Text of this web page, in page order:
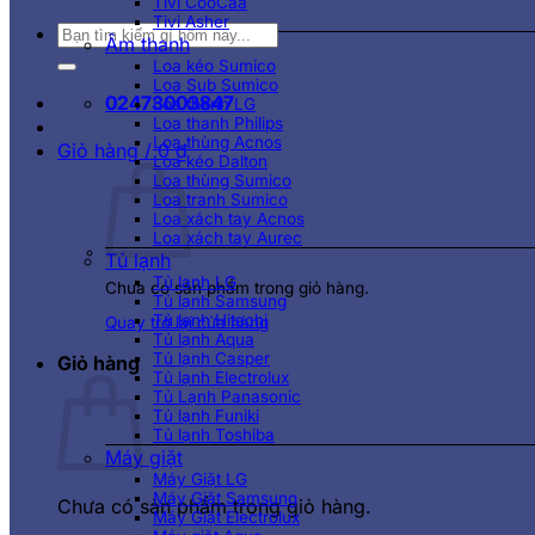
Tìm
kiếm:
02473003847
Giỏ hàng /0₫
Chưa có sản phẩm trong giỏ hàng.
Quay trở lại cửa hàng
Giỏ hàng
Chưa có sản phẩm trong giỏ hàng.
Tivi Asher
Âm thanh
Loa kéo Sumico
Loa Sub Sumico
Loa thanh LG
Loa thanh Philips
Loa thùng Acnos
Loa kéo Dalton
Loa thùng Sumico
Loa tranh Sumico
Loa xách tay Acnos
Loa xách tay Aurec
Tủ lạnh
Tủ lạnh LG
Tủ lạnh Samsung
Tủ lạnh Hitachi
Tủ lạnh Aqua
Tủ lạnh Casper
Tủ lạnh Electrolux
Tủ Lạnh Panasonic
Tủ lạnh Funiki
Tủ lạnh Toshiba
Máy giặt
Máy Giặt LG
Máy Giặt Samsung
Máy Giặt Electrolux